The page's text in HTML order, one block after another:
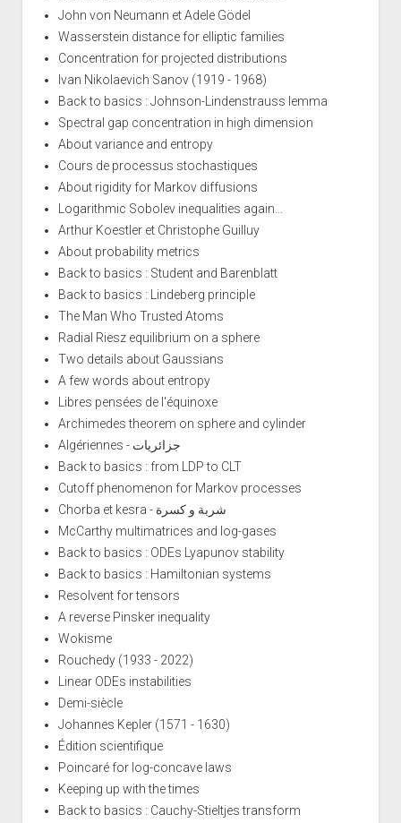
John von Neumann et Adele Gödel
Wasserstein distance for elliptic families
Concentration for projected distributions
Ivan Nikolaevich Sanov (1919 - 1968)
Back to basics : Johnson-Lindenstrauss lemma
Spectral gap concentration in high dimension
About variance and entropy
Cours de processus stochastiques
About rigidity for Markov diffusions
Logarithmic Sobolev inequalities again...
Arthur Koestler et Christophe Guilluy
About probability metrics
Back to basics : Student and Barenblatt
Back to basics : Lindeberg principle
The Man Who Trusted Atoms
Radial Riesz equilibrium on a sphere
Two details about Gaussians
A few words about entropy
Libres pensées de l'équinoxe
Archimedes theorem on sphere and cylinder
Algériennes - جزائريات
Back to basics : from LDP to CLT
Cutoff phenomenon for Markov processes
Chorba et kesra - شربة و كسرة
McCarthy multimatrices and log-gases
Back to basics : ODEs Lyapunov stability
Back to basics : Hamiltonian systems
Resolvent for tensors
A reverse Pinsker inequality
Wokisme
Rouchedy (1933 - 2022)
Linear ODEs instabilities
Demi-siècle
Johannes Kepler (1571 - 1630)
Édition scientifique
Poincaré for log-concave laws
Keeping up with the times
Back to basics : Cauchy-Stieltjes transform